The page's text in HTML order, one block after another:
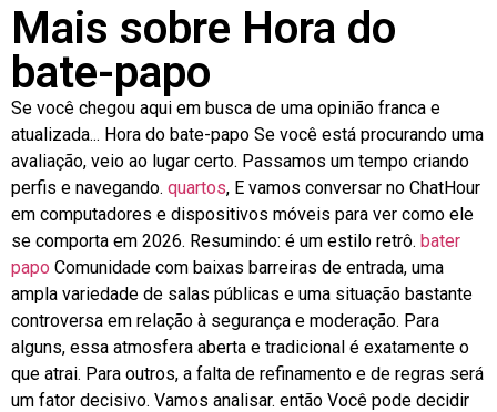
Mais sobre Hora do
bate-papo
Se você chegou aqui em busca de uma opinião franca e
atualizada... Hora do bate-papo Se você está procurando uma
avaliação, veio ao lugar certo. Passamos um tempo criando
perfis e navegando. quartos, E vamos conversar no ChatHour
em computadores e dispositivos móveis para ver como ele
se comporta em 2026. Resumindo: é um estilo retrô. bater
papo Comunidade com baixas barreiras de entrada, uma
ampla variedade de salas públicas e uma situação bastante
controversa em relação à segurança e moderação. Para
alguns, essa atmosfera aberta e tradicional é exatamente o
que atrai. Para outros, a falta de refinamento e de regras será
um fator decisivo. Vamos analisar. então Você pode decidir